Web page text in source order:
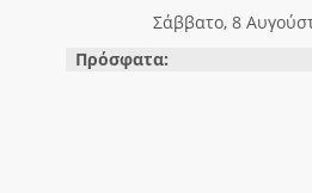
περιεχόμενο
Σάββατο, 8
Πρόσφατα: